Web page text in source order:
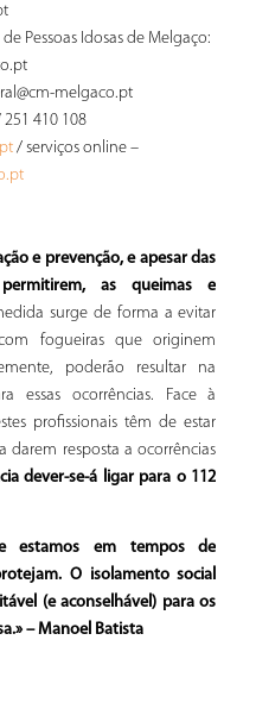
Pessoas Idosas de Melgaço:
melgaco.pt
410 108
/ serviços online –
e prevenção, e apesar das
as queimas e
surge de forma a evitar
fogueiras que originem
poderão resultar na
essas ocorrências. Face à
profissionais têm de estar
darem resposta a ocorrências
dever-se-á ligar para o 112
estamos em tempos de
O isolamento social
(e aconselhável) para os
– Manoel Batista